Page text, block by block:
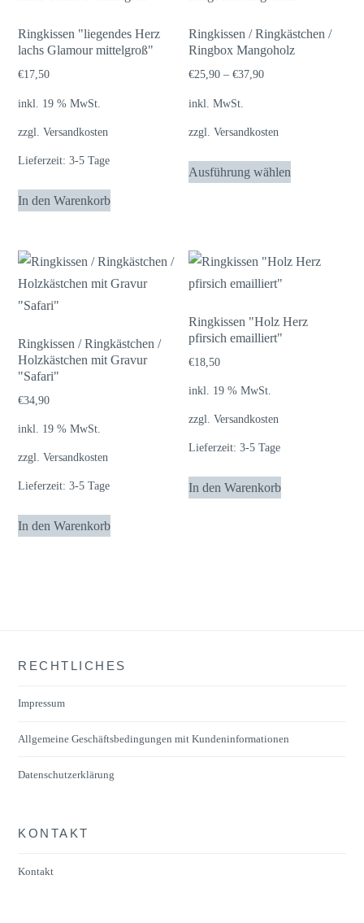
Ringkissen "liegendes Herz
lachs Glamour mittelgroß"
€17,50
inkl. 19 % MwSt.
zzgl.Versandkosten
Lieferzeit:3-5 Tage
In den Warenkorb
Ringkissen / Ringkästchen /
Ringbox Mangoholz
€25,90 –€37,90
inkl. MwSt.
zzgl.Versandkosten
Ausführung wählen
Dieses
Produkt
auf.
Ringkissen / Ringkästchen /
Holzkästchen mit Gravur
"Safari"
€34,90
inkl. 19 % MwSt.
zzgl.Versandkosten
Lieferzeit:3-5 Tage
In den Warenkorb
Ringkissen "Holz Herz
pfirsich emailliert"
€18,50
inkl. 19 % MwSt.
zzgl.Versandkosten
Lieferzeit:3-5 Tage
In den Warenkorb
RECHTLICHES
Impressum
Allgemeine Geschäftsbedingungen mit Kundeninformationen
Datenschutzerklärung
KONTAKT
Kontakt